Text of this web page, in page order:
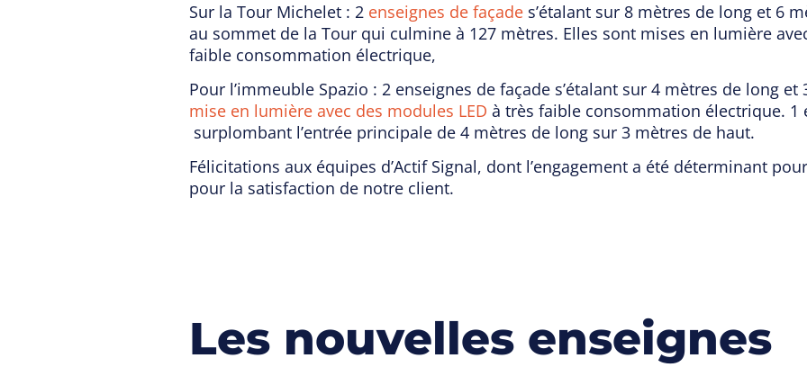
Sur la Tour Michelet : 2 enseignes de façade s’étalant sur 8 mètres de long et 6
au sommet de la Tour qui culmine à 127 mètres. Elles sont mises en lumière
faible consommation électrique,
Pour l’immeuble Spazio : 2 enseignes de façade s’étalant sur 4 mètres de long
mise en lumière avec des modules LED à très faible consommation électrique. 1
surplombant l’entrée principale de 4 mètres de long sur 3 mètres de haut.
Félicitations aux équipes d’Actif Signal, dont l’engagement a été déterminant
pour la satisfaction de notre client.
Les nouvelles enseignes